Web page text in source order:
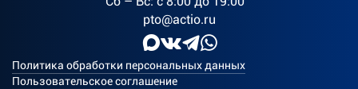
pto@actio.ru
Политика обработки персональных данных
Пользовательское соглашение